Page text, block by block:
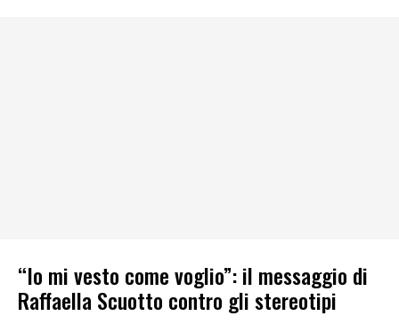
“Io mi vesto come voglio”: il messaggio di
Raffaella Scuotto contro gli stereotipi